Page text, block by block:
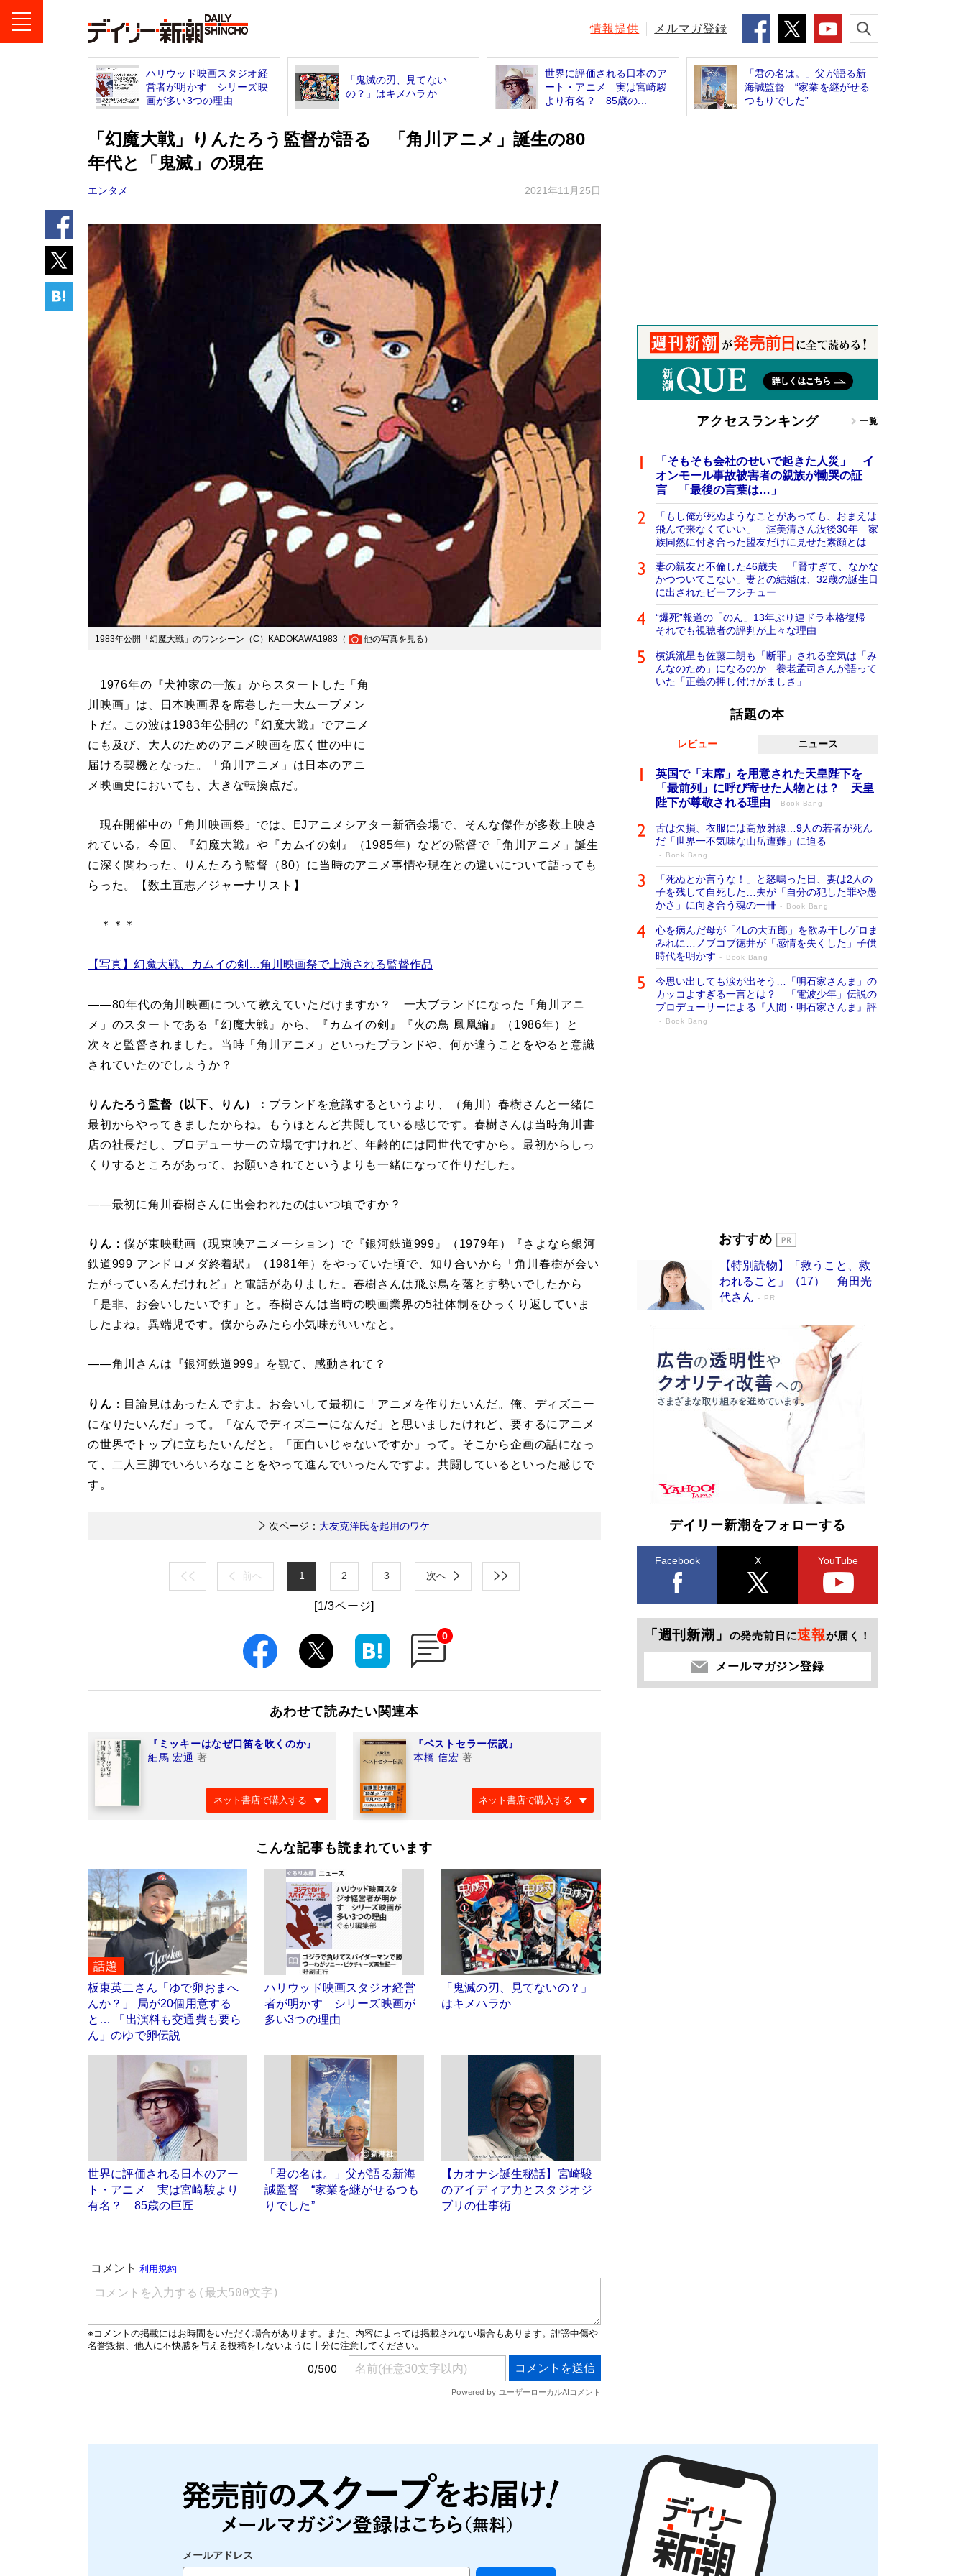
情報提供 メルマガ登録
ハリウッド映画スタジオ経
営者が明かす シリーズ映
画が多い3つの理由
「鬼滅の刃、見てない
の？」はキメハラか
世界に評価される日本のア
ート・アニメ 実は宮崎駿
より有名？ 85歳の...
「君の名は。」父が語る新
海誠監督 “家業を継がせる
つもりでした”
「幻魔大戦」りんたろう監督が語る 「角川アニメ」誕生の80
年代と「鬼滅」の現在
エンタメ 2021年11月25日
1983年公開「幻魔大戦」のワンシーン（C）KADOKAWA1983（ 他の写真を見る ）
1976年の『犬神家の一族』からスタートした「角
川映画」は、日本映画界を席巻した一大ムーブメン
トだ。この波は1983年公開の『幻魔大戦』でアニメ
にも及び、大人のためのアニメ映画を広く世の中に
届ける契機となった。「角川アニメ」は日本のアニ
メ映画史においても、大きな転換点だ。
現在開催中の「角川映画祭」では、EJアニメシアター新宿会場で、そんな傑作が多数上映さ
れている。今回、『幻魔大戦』や『カムイの剣』（1985年）などの監督で「角川アニメ」誕生
に深く関わった、りんたろう監督（80）に当時のアニメ事情や現在との違いについて語っても
らった。【数土直志／ジャーナリスト】
＊＊＊
【写真】幻魔大戦、カムイの剣…角川映画祭で上演される監督作品
――80年代の角川映画について教えていただけますか？ 一大ブランドになった「角川アニ
メ」のスタートである『幻魔大戦』から、『カムイの剣』『火の鳥 鳳凰編』（1986年）と
次々と監督されました。当時「角川アニメ」といったブランドや、何か違うことをやると意識
されていたのでしょうか？
りんたろう監督（以下、りん）： ブランドを意識するというより、（角川）春樹さんと一緒に
最初からやってきましたからね。もうほとんど共闘している感じです。春樹さんは当時角川書
店の社長だし、プロデューサーの立場ですけれど、年齢的には同世代ですから。最初からしっ
くりするところがあって、お願いされてというよりも一緒になって作りだした。
――最初に角川春樹さんに出会われたのはいつ頃ですか？
りん：僕が東映動画（現東映アニメーション）で『銀河鉄道999』（1979年）『さよなら銀河
鉄道999 アンドロメダ終着駅』（1981年）をやっていた頃で、知り合いから「角川春樹が会い
たがっているんだけれど」と電話がありました。春樹さんは飛ぶ鳥を落とす勢いでしたから
「是非、お会いしたいです」と。春樹さんは当時の映画業界の5社体制をひっくり返していま
したよね。異端児です。僕からみたら小気味がいいなと。
――角川さんは『銀河鉄道999』を観て、感動されて？
りん： 目論見はあったんですよ。お会いして最初に「アニメを作りたいんだ。俺、ディズニー
になりたいんだ」って。「なんでディズニーになんだ」と思いましたけれど、要するにアニメ
の世界でトップに立ちたいんだと。「面白いじゃないですか」って。そこから企画の話になっ
て、二人三脚でいろいろなことをやって進んでいったんですよ。共闘しているといった感じで
す。
次ページ： 大友克洋氏を起用のワケ
前へ 1 2 3 次へ
[1/3ページ]
0
あわせて読みたい関連本
『ミッキーはなぜ口笛を吹くのか』
細馬 宏通 著
ネット書店で購入する
『ベストセラー伝説』
本橋 信宏 著
ネット書店で購入する
こんな記事も読まれています
話題
板東英二さん「ゆで卵おまへ
んか？」 局が20個用意する
と… 「出演料も交通費も要ら
ん」のゆで卵伝説
ハリウッド映画スタジオ経営
者が明かす シリーズ映画が
多い3つの理由
「鬼滅の刃、見てないの？」
はキメハラか
世界に評価される日本のアー
ト・アニメ 実は宮崎駿より
有名？ 85歳の巨匠
「君の名は。」父が語る新海
誠監督 “家業を継がせるつも
りでした”
【カオナシ誕生秘話】宮崎駿
のアイディア力とスタジオジ
ブリの仕事術
アクセスランキング 一覧
「そもそも会社のせいで起きた人災」 イ
オンモール事故被害者の親族が慟哭の証
言 「最後の言葉は…」
「もし俺が死ぬようなことがあっても、おまえは
飛んで来なくていい」 渥美清さん没後30年 家
族同然に付き合った盟友だけに見せた素顔とは
妻の親友と不倫した46歳夫 「賢すぎて、なかな
かつついてこない」妻との結婚は、32歳の誕生日
に出されたビーフシチュー
“爆死”報道の「のん」13年ぶり連ドラ本格復帰
それでも視聴者の評判が上々な理由
横浜流星も佐藤二朗も「断罪」される空気は「み
んなのため」になるのか 養老孟司さんが語って
いた「正義の押し付けがましさ」
話題の本
レビュー ニュース
英国で「末席」を用意された天皇陛下を
「最前列」に呼び寄せた人物とは？ 天皇
陛下が尊敬される理由
Book Bang
舌は欠損、衣服には高放射線…9人の若者が死ん
だ「世界一不気味な山岳遭難」に迫る
Book Bang
「死ぬとか言うな！」と怒鳴った日、妻は2人の
子を残して自死した…夫が「自分の犯した罪や愚
かさ」に向き合う魂の一冊
Book Bang
心を病んだ母が「4Lの大五郎」を飲み干しゲロま
みれに…ノブコブ徳井が「感情を失くした」子供
時代を明かす
Book Bang
今思い出しても涙が出そう…「明石家さんま」の
カッコよすぎる一言とは？ 「電波少年」伝説の
プロデューサーによる『人間・明石家さんま』評
Book Bang
転 上司の“意外な一言”から生まれた「雑談のテ
皇室はなぜ世界から尊敬されているのか？ 「天
皇陛下はお元気でおられるか」がサウジ国王の第
一声になる理由
Book Bang
おすすめ
【特別読物】「救うこと、救
われること」（17） 角田光
代さん
PR
デイリー新潮をフォローする
Facebook X YouTube
「週刊新潮」 の発売前日に速報が届く！
メールマガジン登録
メールアドレス